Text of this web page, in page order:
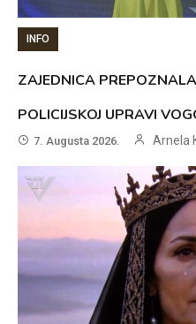
INFO
ZAJEDNICA
POLICIJSKOJ UPRAVI
7. Augusta 2026. Arnela